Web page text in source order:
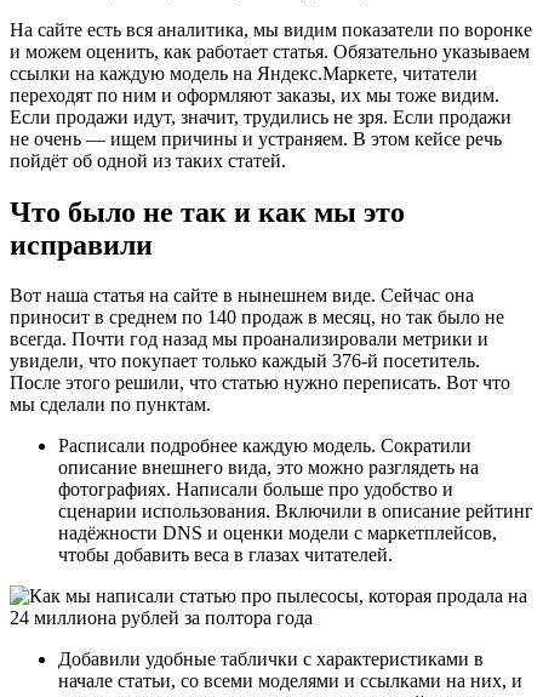
На сайте есть вся аналитика, мы видим показатели по воронке
и можем оценить, как работает статья. Обязательно указываем
ссылки на каждую модель на Яндекс.Маркете, читатели
переходят по ним и оформляют заказы, их мы тоже видим.
Если продажи идут, значит, трудились не зря. Если продажи
не очень — ищем причины и устраняем. В этом кейсе речь
пойдёт об одной из таких статей.
Что было не так и как мы это
исправили
Вот наша статья на сайте в нынешнем виде. Сейчас она
приносит в среднем по 140 продаж в месяц, но так было не
всегда. Почти год назад мы проанализировали метрики и
увидели, что покупает только каждый 376-й посетитель.
После этого решили, что статью нужно переписать. Вот что
мы сделали по пунктам.
Расписали подробнее каждую модель. Сократили
описание внешнего вида, это можно разглядеть на
фотографиях. Написали больше про удобство и
сценарии использования. Включили в описание рейтинг
надёжности DNS и оценки модели с маркетплейсов,
чтобы добавить веса в глазах читателей.
Добавили удобные таблички с характеристиками в
начале статьи, со всеми моделями и ссылками на них, и